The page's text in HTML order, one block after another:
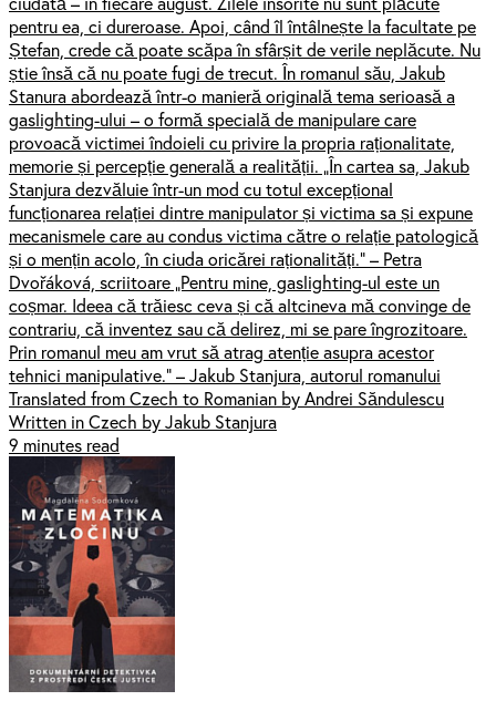
pentru ea, ci dureroase. Apoi, când îl întâlnește la facultate pe
Ștefan, crede că poate scăpa în sfârșit de verile neplăcute. Nu
știe însă că nu poate fugi de trecut. În romanul său, Jakub
Stanura abordează într-o manieră originală tema serioasă a
gaslighting-ului – o formă specială de manipulare care
provoacă victimei îndoieli cu privire la propria raționalitate,
memorie și percepție generală a realității. „În cartea sa, Jakub
Stanjura dezvăluie într-un mod cu totul excepțional
funcționarea relației dintre manipulator și victima sa și expune
mecanismele care au condus victima către o relație patologică
și o mențin acolo, în ciuda oricărei raționalități.” – Petra
Dvořáková, scriitoare „Pentru mine, gaslighting-ul este un
coșmar. Ideea că trăiesc ceva și că altcineva mă convinge de
contrariu, că inventez sau că delirez, mi se pare îngrozitoare.
Prin romanul meu am vrut să atrag atenție asupra acestor
tehnici manipulative.” – Jakub Stanjura, autorul romanului
Translated from Czech to Romanian by Andrei Săndulescu
Written in Czech by Jakub Stanjura
9 minutes read